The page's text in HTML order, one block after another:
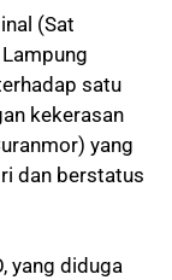
(Sat
satu
kekerasan
yang
dan berstatus
yang diduga